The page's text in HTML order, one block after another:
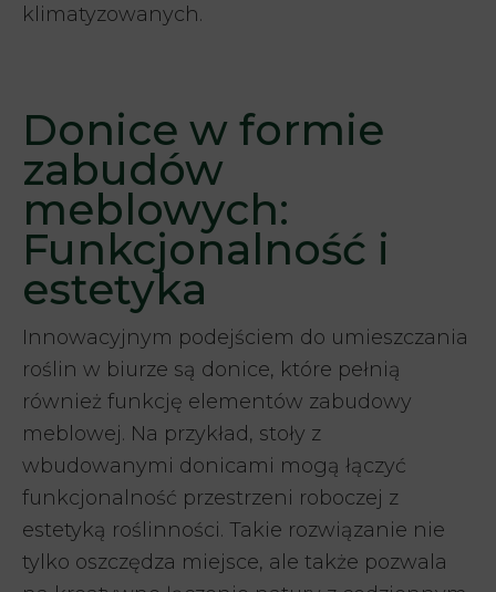
klimatyzowanych.
Donice w formie
zabudów
meblowych:
Funkcjonalność i
estetyka
Innowacyjnym podejściem do umieszczania
roślin w biurze są donice, które pełnią
również funkcję elementów zabudowy
meblowej. Na przykład, stoły z
wbudowanymi donicami mogą łączyć
funkcjonalność przestrzeni roboczej z
estetyką roślinności. Takie rozwiązanie nie
tylko oszczędza miejsce, ale także pozwala